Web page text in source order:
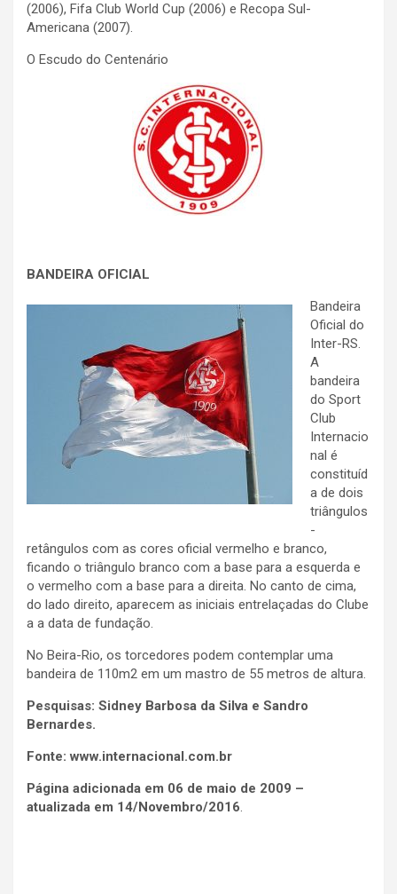
(2006), Fifa Club World Cup (2006) e Recopa Sul-
Americana (2007).
O Escudo do Centenário
BANDEIRA OFICIAL
Bandeira
Oficial do
Inter-RS.
A
bandeira
do Sport
Club
Internacio
nal é
constituíd
a de dois
triângulos
-
retângulos com as cores oficial vermelho e branco,
ficando o triângulo branco com a base para a esquerda e
o vermelho com a base para a direita. No canto de cima,
do lado direito, aparecem as iniciais entrelaçadas do Clube
a a data de fundação.
No Beira-Rio, os torcedores podem contemplar uma
bandeira de 110m2 em um mastro de 55 metros de altura.
Pesquisas: Sidney Barbosa da Silva e Sandro
Bernardes.
Fonte: www.internacional.com.br
Página adicionada em 06 de maio de 2009 –
atualizada em 14/Novembro/2016.